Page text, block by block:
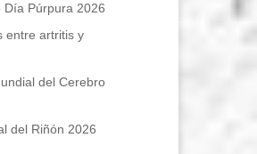
Día Púrpura 2026
entre artritis y
del Cerebro
del Riñón 2026